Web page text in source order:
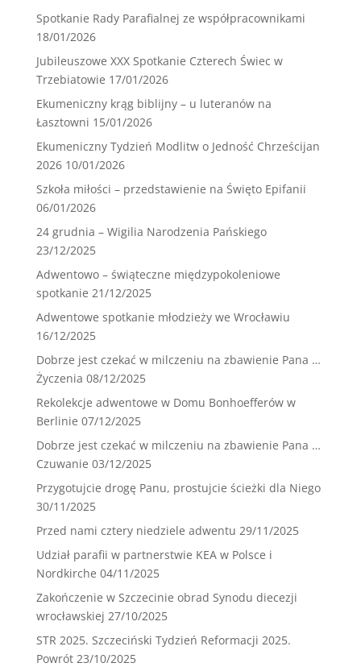
Spotkanie Rady Parafialnej ze współpracownikami
18/01/2026
Jubileuszowe XXX Spotkanie Czterech Świec w
Trzebiatowie 17/01/2026
Ekumeniczny krąg biblijny – u luteranów na
Łasztowni 15/01/2026
Ekumeniczny Tydzień Modlitw o Jedność Chrześcijan
2026 10/01/2026
Szkoła miłości – przedstawienie na Święto Epifanii
06/01/2026
24 grudnia – Wigilia Narodzenia Pańskiego
23/12/2025
Adwentowo – świąteczne międzypokoleniowe
spotkanie 21/12/2025
Adwentowe spotkanie młodzieży we Wrocławiu
16/12/2025
Dobrze jest czekać w milczeniu na zbawienie Pana …
Życzenia 08/12/2025
Rekolekcje adwentowe w Domu Bonhoefferów w
Berlinie 07/12/2025
Dobrze jest czekać w milczeniu na zbawienie Pana …
Czuwanie 03/12/2025
Przygotujcie drogę Panu, prostujcie ścieżki dla Niego
30/11/2025
Przed nami cztery niedziele adwentu 29/11/2025
Udział parafii w partnerstwie KEA w Polsce i
Nordkirche 04/11/2025
Zakończenie w Szczecinie obrad Synodu diecezji
wrocławskiej 27/10/2025
STR 2025. Szczeciński Tydzień Reformacji 2025.
Powrót 23/10/2025